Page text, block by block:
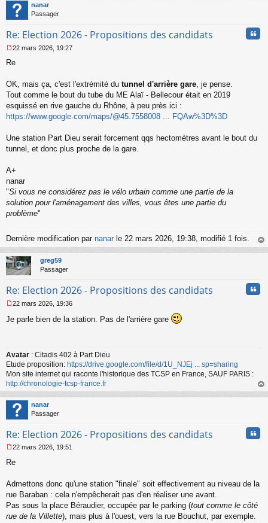
nanar
Passager
Re: Election 2026 - Propositions des candidats
e
s
g
e
n
n
u
22 mars 2026, 19:27
Re
OK, mais ça, c'est l'extrémité du tunnel d'arrière gare, je pense.
Tout comme le bout du tube du ME Alaï - Bellecour était en 2019
esquissé en rive gauche du Rhône, à peu près ici :
https://www.google.com/maps/@45.7558008 ... FQAw%3D%3D
Une station Part Dieu serait forcement qqs hectomètres avant le bout du
tunnel, et donc plus proche de la gare.
A+
nanar
"Si vous ne considérez pas le vélo urbain comme une partie de la
solution pour l'aménagement des villes, vous êtes une partie du
problème"
Dernière modification par nanar le 22 mars 2026, 19:38, modifié 1 fois.
au
greg59
Passager
Re: Election 2026 - Propositions des candidats
e
g
e
n
o
n
l
u
22 mars 2026, 19:36
Je parle bien de la station. Pas de l'arrière gare
Avatar : Citadis 402 à Part Dieu
Etude proposition: https://drive.google.com/file/d/1U_NJEj ... sp=sharing
Mon site internet qui raconte l'historique des TCSP en France, SAUF PARIS :
http://chronologie-tcsp-france.fr
au
nanar
Passager
Re: Election 2026 - Propositions des candidats
e
s
g
e
n
22 mars 2026, 19:51
Re
Admettons donc qu'une station "finale" soit effectivement au niveau de la
rue Baraban : cela n'empêcherait pas d'en réaliser une avant.
Pas sous la place Béraudier, occupée par le parking (tout comme le côté
rue de la Villette), mais plus à l'ouest, vers la rue Bouchut, par exemple.